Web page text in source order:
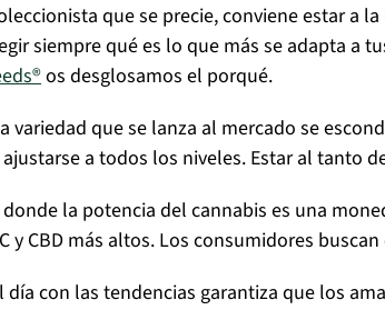
que se precie, conviene estar a
siempre qué es lo que más se adapta a
os desglosamos el porqué.
variedad que se lanza al mercado se
a todos los niveles. Estar al tanto
la potencia del cannabis es una
y CBD más altos. Los consumidores
día con las tendencias garantiza que los